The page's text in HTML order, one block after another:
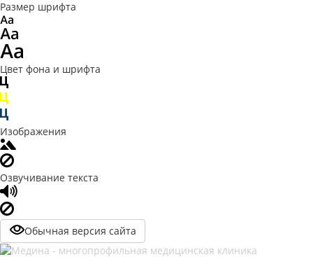
Размер шрифта
Цвет фона и шрифта
Изображения
Озвучивание текста
Обычная версия сайта